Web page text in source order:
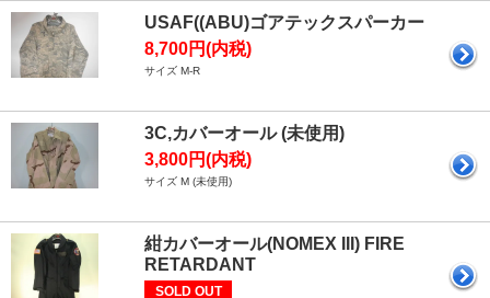
USAF((ABU)ゴアテックスパーカー
8,700円(内税)
サイズ M-R
3C,カバーオール (未使用)
3,800円(内税)
サイズ M (未使用)
紺カバーオール(NOMEX III) FIRE
RETARDANT
SOLD OUT